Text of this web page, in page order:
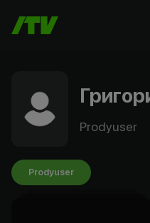
Prodyuser
Prodyuser